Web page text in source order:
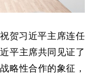
贺习近平主席连任
平主席共同见证了
略性合作的象征，